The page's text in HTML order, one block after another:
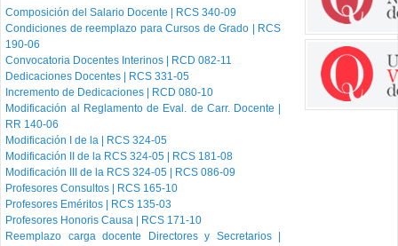
Composición del Salario Docente | RCS 340-09
Condiciones de reemplazo para Cursos de Grado | RCS
190-06
Convocatoria Docentes Interinos | RCD 082-11
Dedicaciones Docentes | RCS 331-05
Incremento de Dedicaciones | RCD 080-10
Modificación al Reglamento de Eval. de Carr. Docente |
RR 140-06
Modificación I de la | RCS 324-05
Modificación II de la RCS 324-05 | RCS 181-08
Modificación III de la RCS 324-05 | RCS 086-09
Profesores Consultos | RCS 165-10
Profesores Eméritos | RCS 135-03
Profesores Honoris Causa | RCS 171-10
Reemplazo carga docente Directores y Secretarios |